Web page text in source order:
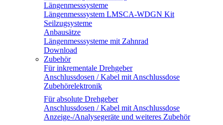
Längenmesssysteme
Längenmesssystem LMSCA-WDGN Kit
Seilzugsysteme
Anbausätze
Längenmesssysteme mit Zahnrad
Download
Zubehör
Für inkrementale Drehgeber
Anschlussdosen / Kabel mit Anschlussdose
Zubehörelektronik
Für absolute Drehgeber
Anschlussdosen / Kabel mit Anschlussdose
Anzeige-/Analysegeräte und weiteres Zubehör